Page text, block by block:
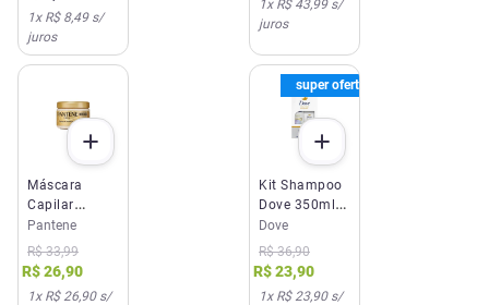
Unidades
1x R$ 8,49s/
juros
1x R$ 43,99s/
juros
Máscara
Capilar
Pantene Pro-
V Hidratação
270ml
Pantene
R$ 33,99
R$26,90
1x R$ 26,90s/
super oferta
Kit Shampoo
Dove 350ml +
Condicionador
Dove Bond
Intense Repair
150ml
Dove
R$ 36,90
R$23,90
1x R$ 23,90s/